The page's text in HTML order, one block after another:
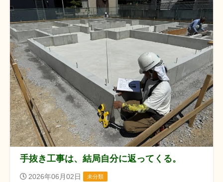
手抜き工事は、結局自分に返ってくる。
2026年06月02日 未分類